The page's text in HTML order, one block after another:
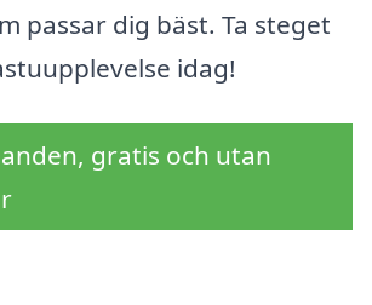
passar dig bäst. Ta steget
idag!
gratis och utan